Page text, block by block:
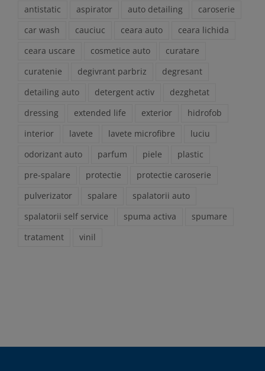
antistatic
aspirator auto detailing
caroserie
car wash
cauciuc ceara auto
ceara lichida
ceara uscare
cosmetice auto
curatare
curatenie
degivrant parbriz
degresant
detailing auto
detergent activ
dezghetat
dressing
extended life exterior
hidrofob
interior
lavete lavete microfibre
luciu
odorizant auto
parfum piele
plastic
pre-spalare
protectie
protectie caroserie
pulverizator
spalare
spalatorii auto
spalatorii self service
spuma activa
spumare
tratament
vinil